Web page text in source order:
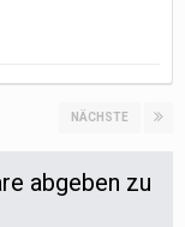
NÄCHSTE
abgeben zu